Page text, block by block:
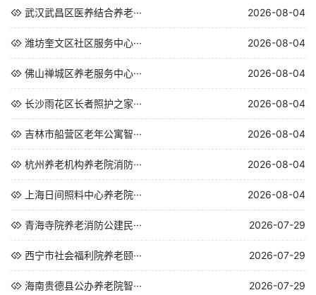
武汉武昌区医养结合养老··· 2026-08-04
潍坊奎文区社区服务中心··· 2026-08-04
佛山禅城区养老服务中心··· 2026-08-04
长沙雨花区长者照护之家··· 2026-08-04
吉林市船营区老年公寓智··· 2026-08-04
杭州养老机构养老院消防··· 2026-08-04
上海日间照料中心养老院··· 2026-08-04
青海寺院养老消防公建民··· 2026-07-29
西宁市社会福利院养老颐··· 2026-07-29
海南贵德县公办养老院智··· 2026-07-29